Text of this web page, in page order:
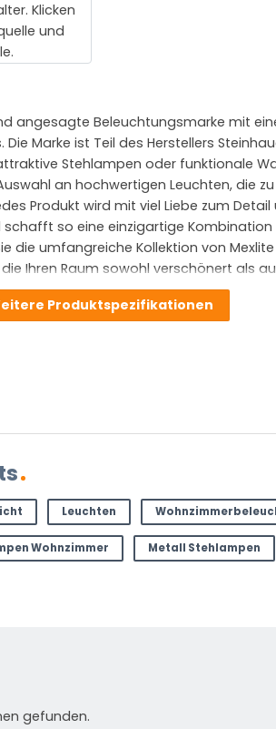
Klicken
und
angesagte Beleuchtungsmarke mit
Marke ist Teil des Herstellers
Stehlampen oder funktionale
an hochwertigen Leuchten, die
Produkt wird mit viel Liebe zum Detail
so eine einzigartige Kombination
die umfangreiche Kollektion von
Ihren Raum sowohl verschönert als
Nachname
Produktspezifikationen
Leuchten
Wohnzimmer Metall Stehlampen
gefunden.